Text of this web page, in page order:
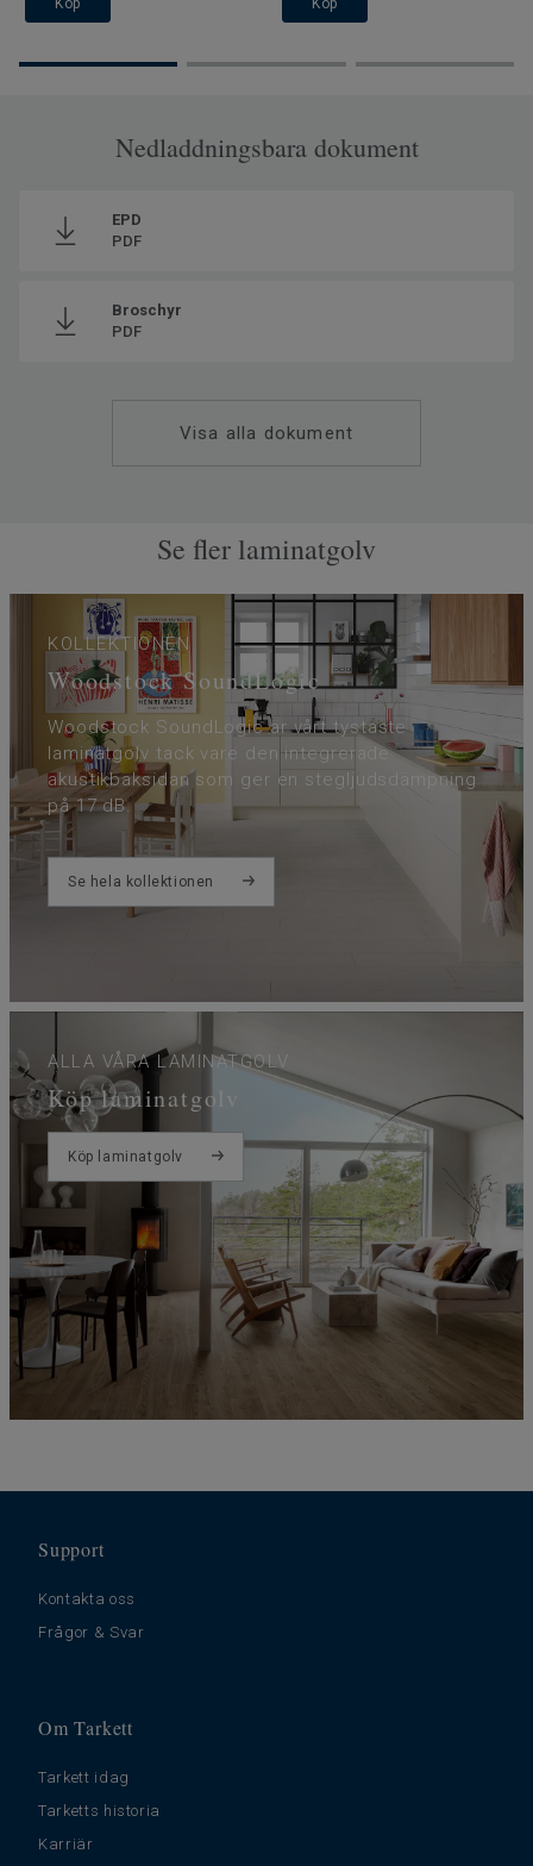
Nedladdningsbara dokument
EPD
PDF
Broschyr
PDF
Visa alla dokument
Se fler laminatgolv
KOLLEKTIONEN
Woodstock SoundLogic
Woodstock SoundLogic är vårt tystaste
laminatgolv tack vare den integrerade
akustikbaksidan som ger en stegljudsdämpning
på 17 dB.
Se hela kollektionen
ALLA VÅRA LAMINATGOLV
Köp laminatgolv
Köp laminatgolv
Support
Kontakta oss
Frågor & Svar
Om Tarkett
Tarkett idag
Tarketts historia
Karriär